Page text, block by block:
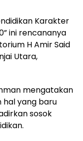
Karakter
ini rencananya
H Amir Said
Utara,
mengatakan
hal yang baru
sosok